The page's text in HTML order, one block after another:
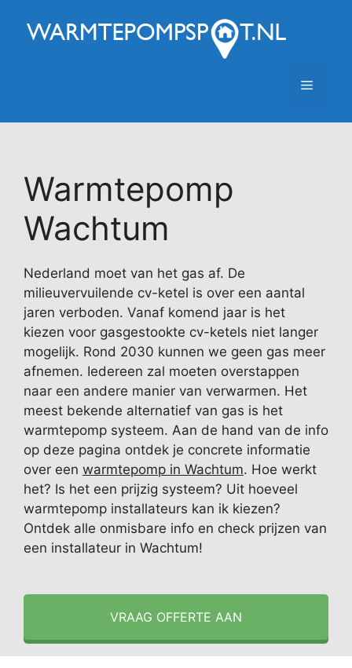
naar
Menu
Warmtepomp
Wachtum
Nederland moet van het gas af. De
milieuvervuilende cv-ketel is over een aantal
jaren verboden. Vanaf komend jaar is het
kiezen voor gasgestookte cv-ketels niet langer
mogelijk. Rond 2030 kunnen we geen gas meer
afnemen. Iedereen zal moeten overstappen
naar een andere manier van verwarmen. Het
meest bekende alternatief van gas is het
warmtepomp systeem. Aan de hand van de info
op deze pagina ontdek je concrete informatie
over een warmtepomp in Wachtum. Hoe werkt
het? Is het een prijzig systeem? Uit hoeveel
warmtepomp installateurs kan ik kiezen?
Ontdek alle onmisbare info en check prijzen van
een installateur in Wachtum!
VRAAG OFFERTE AAN